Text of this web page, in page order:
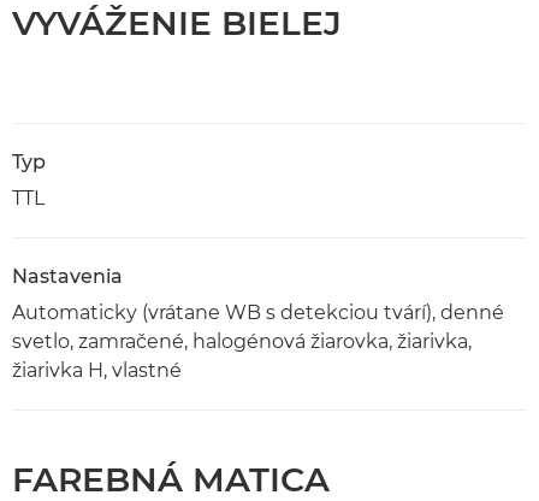
VYVÁŽENIE BIELEJ
Typ
TTL
Nastavenia
Automaticky (vrátane WB s detekciou tvárí), denné
svetlo, zamračené, halogénová žiarovka, žiarivka,
žiarivka H, vlastné
FAREBNÁ MATICA